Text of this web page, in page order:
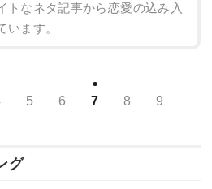
トなネタ記事から恋愛の込み入
います。
5 6 7 8 9
グ